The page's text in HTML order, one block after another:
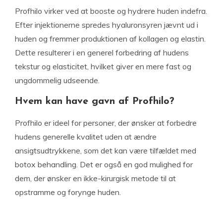
Profhilo virker ved at booste og hydrere huden indefra.
Efter injektionerne spredes hyaluronsyren jævnt ud i
huden og fremmer produktionen af kollagen og elastin.
Dette resulterer i en generel forbedring af hudens
tekstur og elasticitet, hvilket giver en mere fast og
ungdommelig udseende.
Hvem kan have gavn af Profhilo?
Profhilo er ideel for personer, der ønsker at forbedre
hudens generelle kvalitet uden at ændre
ansigtsudtrykkene, som det kan være tilfældet med
botox behandling. Det er også en god mulighed for
dem, der ønsker en ikke-kirurgisk metode til at
opstramme og forynge huden.